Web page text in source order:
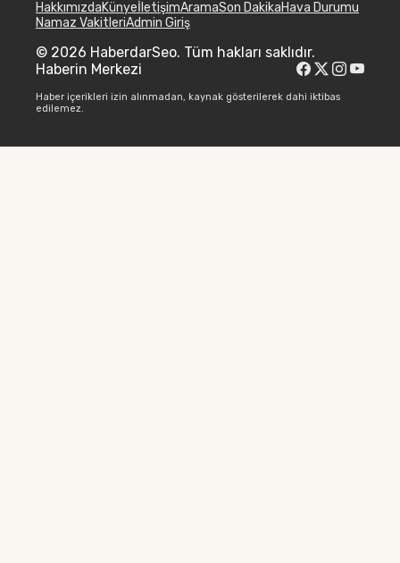
HakkımızdaKünyeİletişimAramaSon DakikaHava Durumu
Namaz VakitleriAdmin Giriş
© 2026 HaberdarSeo. Tüm hakları saklıdır.
Haberin Merkezi
Haber içerikleri izin alınmadan, kaynak gösterilerek dahi iktibas
edilemez.